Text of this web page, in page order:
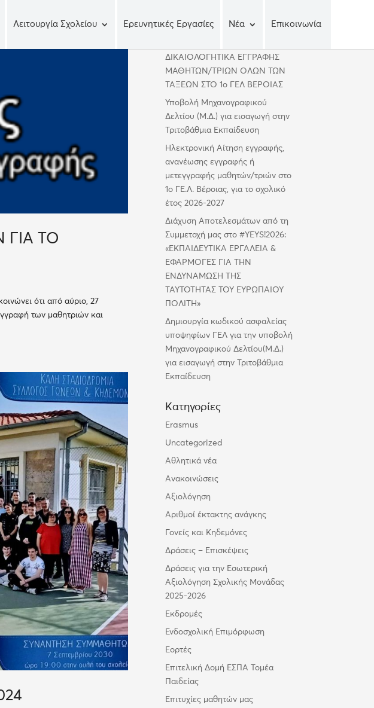
Λειτουργία Σχολείου Ερευνητικές Εργασίες Νέα Επικοινωνία
ΓΙΑ ΤΟ
ότι από αύριο, 27
των μαθητριών και
ΔΙΚΑΙΟΛΟΓΗΤΙΚΑ ΕΓΓΡΑΦΗΣ
ΜΑΘΗΤΩΝ/ΤΡΙΩΝ ΟΛΩΝ ΤΩΝ
ΤΑΞΕΩΝ ΣΤΟ 1ο ΓΕΛ ΒΕΡΟΙΑΣ
Υποβολή Μηχανογραφικού
Δελτίου (Μ.Δ.) για εισαγωγή στην
Τριτοβάθμια Εκπαίδευση
Ηλεκτρονική Αίτηση εγγραφής,
ανανέωσης εγγραφής ή
μετεγγραφής μαθητών/τριών στο
1ο ΓΕ.Λ. Βέροιας, για το σχολικό
έτος 2026-2027
Διάχυση Αποτελεσμάτων από τη
Συμμετοχή μας στο #YEYS!2026:
«ΕΚΠΑΙΔΕΥΤΙΚΑ ΕΡΓΑΛΕΙΑ &
ΕΦΑΡΜΟΓΕΣ ΓΙΑ ΤΗΝ
ΕΝΔΥΝΑΜΩΣΗ ΤΗΣ
ΤΑΥΤΟΤΗΤΑΣ ΤΟΥ ΕΥΡΩΠΑΙΟΥ
ΠΟΛΙΤΗ»
Δημιουργία κωδικού ασφαλείας
υποψηφίων ΓΕΛ για την υποβολή
Μηχανογραφικού Δελτίου(Μ.Δ.)
για εισαγωγή στην Τριτοβάθμια
Εκπαίδευση
Kατηγορίες
Erasmus
Uncategorized
Αθλητικά νέα
Ανακοινώσεις
Αξιολόγηση
Αριθμοί έκτακτης ανάγκης
Γονείς και Κηδεμόνες
Δράσεις – Επισκέψεις
Δράσεις για την Εσωτερική
Αξιολόγηση Σχολικής Μονάδας
2025-2026
Εκδρομές
Ενδοσχολική Επιμόρφωση
Εορτές
Επιτελική Δομή ΕΣΠΑ Τομέα
Παιδείας
Επιτυχίες μαθητών μας